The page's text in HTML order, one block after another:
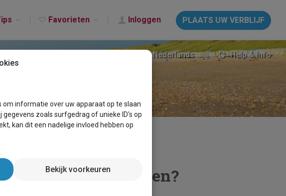
Favorieten Inloggen PLAATS UW VERBLIJF
Nederlands Help & Info
moet je op letten?
om informatie over uw apparaat op te slaan
zoals surfgedrag of unieke ID's op
kan dit een nadelige invloed hebben op
Bekijk voorkeuren